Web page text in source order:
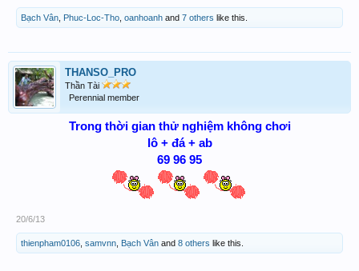
Bạch Vân Phuc-Loc-Tho oanhoanh and 7 others like this.
THANSO_PRO
Thần Tài
Perennial member
Trong thời gian thử nghiệm không chơi
lô + đá + ab
69 96 95
20/6/13
thienpham0106 samvnn Bạch Vân and 8 others like this.